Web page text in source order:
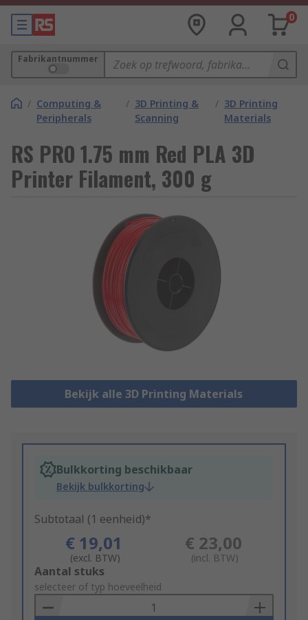
0
Fabrikantnummer
/ Computing &
Peripherals
/ 3D Printing &
Scanning
/ 3D Printing
Materials
RS PRO 1.75 mm Red PLA 3D
Printer Filament, 300 g
Bekijk alle 3D Printing Materials
Bulkkorting beschikbaar
Bekijk bulkkorting
Subtotaal (1 eenheid)*
€ 19,01
(excl. BTW)
€ 23,00
(incl. BTW)
Add
to
Basket
Aantal stuks
selecteer of typ hoeveelheid